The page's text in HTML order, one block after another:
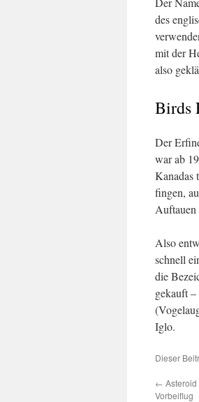
des
mit der
also
Birds
Der
war ab
Kanadas
fingen,
Auftauen
Also
schnell
die
gekauft
Iglo.
Dieser
←
Vorbeiflug